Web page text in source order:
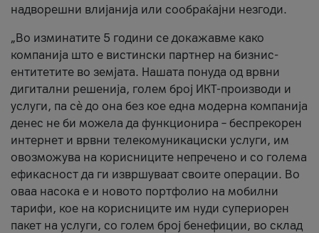
надворешни влијанија или сообраќајни незгоди.
„Во изминатите 5 години се докажавме како
компанија што е вистински партнер на бизнис-
ентитетите во земјата. Нашата понуда од врвни
дигитални решенија, голем број ИКТ-производи и
услуги, па сè до она без кое една модерна компанија
денес не би можела да функционира – беспрекорен
интернет и врвни телекомуникациски услуги, им
овозможува на корисниците непречено и со голема
ефикасност да ги извршуваат своите операции. Во
оваа насока е и новото портфолио на мобилни
тарифи, кое на корисниците им нуди супериорен
пакет на услуги, со голем број бенефиции, во склад